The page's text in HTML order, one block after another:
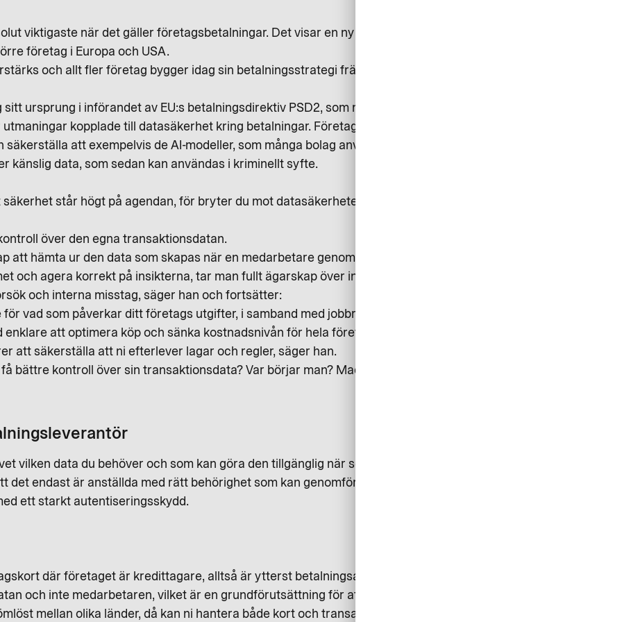
viktigaste när det gäller företagsbetalningar. Det visar en ny studie* som AirPlus har
företag i Europa och USA.
och allt fler företag bygger idag sin betalningsstrategi främst på säkerhet, säger
ursprung i införandet av EU:s betalningsdirektiv PSD2, som möjliggör delning av data
kopplade till datasäkerhet kring betalningar. Företag behöver bland annat
att exempelvis de AI-modeller, som många bolag använder för att hantera och
känslig data, som sedan kan användas i kriminellt syfte.
står högt på agendan, för bryter du mot datasäkerheten så äventyrar du hela
över den egna transaktionsdatan.
att hämta ur den data som skapas när en medarbetare genomför ett köp. Och genom
och agera korrekt på insikterna, tar man fullt ägarskap över informationen och kan
och interna misstag, säger han och fortsätter:
vad som påverkar ditt företags utgifter, i samband med jobbresor eller vid
att optimera köp och sänka kostnadsnivån för hela företaget. Dessutom
att säkerställa att ni efterlever lagar och regler, säger han.
bättre kontroll över sin transaktionsdata? Var börjar man? Mads Krumhardt Enggren
vilken data du behöver och som kan göra den tillgänglig när som helst och skydda den
det endast är anställda med rätt behörighet som kan genomföra transaktioner och att ni
ett starkt autentiseringsskydd.
där företaget är kredittagare, alltså är ytterst betalningsansvarigt. Då är det
och inte medarbetaren, vilket är en grundförutsättning för att få kontroll, Satsa även
mellan olika länder, då kan ni hantera både kort och transaktionsdata i realtid